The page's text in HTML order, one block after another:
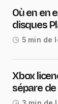
Où en en
disques
5 min de
Xbox
sépare